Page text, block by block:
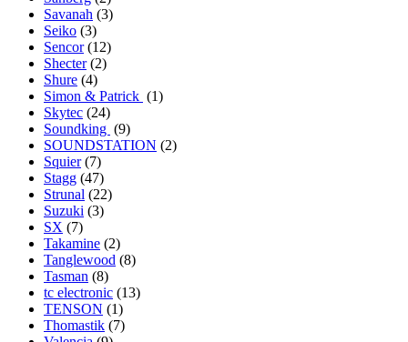
Savanah (3)
Seiko (3)
Sencor(12)
Shecter(2)
Shure (4)
Simon & Patrick (1)
Skytec (24)
Soundking (9)
SOUNDSTATION (2)
Squier(7)
Stagg (47)
Strunal (22)
Suzuki (3)
SX (7)
Takamine (2)
Tanglewood (8)
Tasman (8)
tc electronic (13)
TENSON (1)
Thomastik (7)